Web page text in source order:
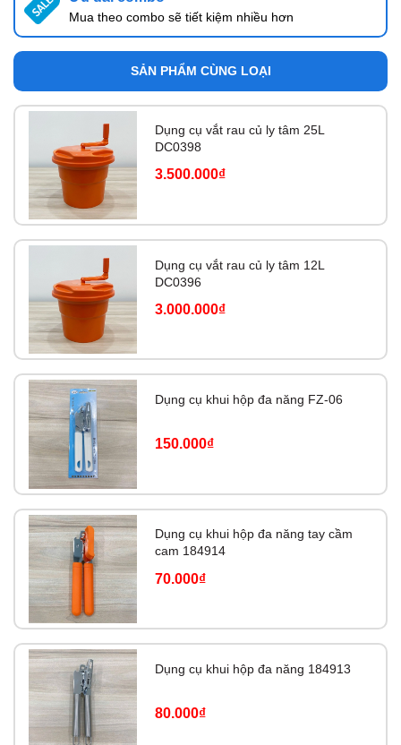
Mua theo combo sẽ tiết kiệm nhiều hơn
SẢN PHẨM CÙNG LOẠI
Dụng cụ vắt rau củ ly tâm 25L
DC0398
3.500.000₫
Dụng cụ vắt rau củ ly tâm 12L
DC0396
3.000.000₫
Dụng cụ khui hộp đa năng FZ-06
150.000₫
Dụng cụ khui hộp đa năng tay cầm
cam 184914
70.000₫
Dụng cụ khui hộp đa năng 184913
80.000₫